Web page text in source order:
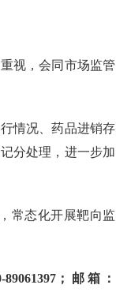
视，会同市场监管
情况、药品进销存
分处理，进一步加
常态化开展靶向监
；邮箱：